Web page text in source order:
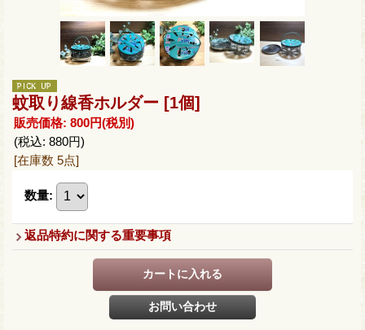
蚊取り線香ホルダー [1個]
販売価格: 800円(税別)
(税込: 880円)
[在庫数 5点]
数量:
返品特約に関する重要事項